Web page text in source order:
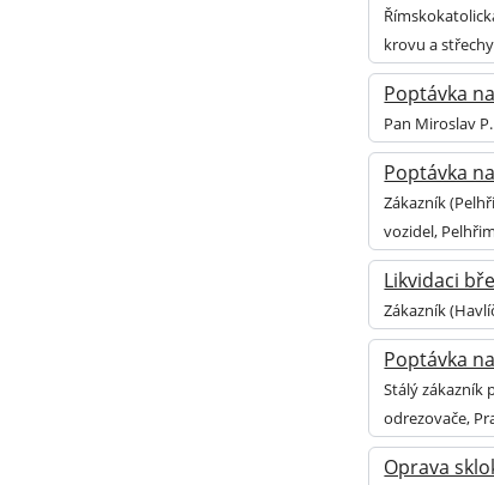
krovu a
Poptávka
Pan Miroslav
Poptávka
Zákazník
vozidel,
Likvidaci
Zákazník
Poptávka
Stálý zákazník
odrezovače,
Oprava